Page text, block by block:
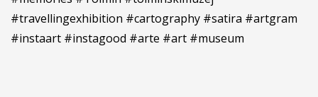
#travellingexhibition #cartography #satira #artgram
#instaart #instagood #arte #art #museum